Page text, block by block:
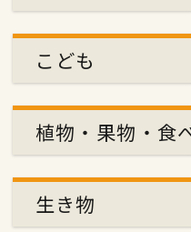
こども
植物・果物・食
生き物